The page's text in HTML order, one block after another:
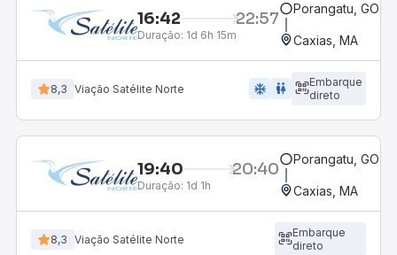
16:42 22:57
Duração: 1d 6h 15m
Porangatu, GO
Caxias, MA
8,3 Viação Satélite Norte ac_unit wc
Embarque
direto
19:40 20:40
Duração: 1d 1h
Porangatu, GO
Caxias, MA
8,3 Viação Satélite Norte
Embarque
direto